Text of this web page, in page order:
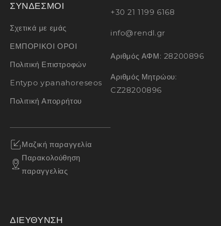
ΣΥΝΔΕΣΜΟΙ
Σχετικά με εμάς
ΕΜΠΟΡΙΚΟΙ ΟΡΟΙ
Πολιτική Επιστροφών
Entypo ypanahoreseos
Πολιτική Απορρήτου
Μαζική παραγγελία
Παρακολούθηση
παραγγελίας
+30 21 1199 6168
info@rendl.gr
Αριθμός ΑΦΜ: 28200896
Αριθμός Μητρώου:
CZ28200896
ΔΙΕΥΘΥΝΣΗ